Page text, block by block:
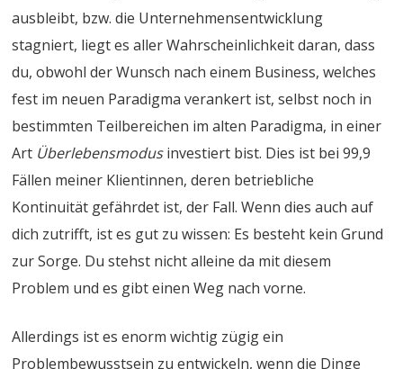
ausbleibt, bzw. die Unternehmensentwicklung
stagniert, liegt es aller Wahrscheinlichkeit daran, dass
du, obwohl der Wunsch nach einem Business, welches
fest im neuen Paradigma verankert ist, selbst noch in
bestimmten Teilbereichen im alten Paradigma, in einer
Art Überlebensmodusinvestiert bist. Dies ist bei 99,9
Fällen meiner Klientinnen, deren betriebliche
Kontinuität gefährdet ist, der Fall. Wenn dies auch auf
dich zutrifft, ist es gut zu wissen: Es besteht kein Grund
zur Sorge. Du stehst nicht alleine da mit diesem
Problem und es gibt einen Weg nach vorne.
Allerdings ist es enorm wichtig zügig ein
Problembewusstsein zu entwickeln, wenn die Dinge